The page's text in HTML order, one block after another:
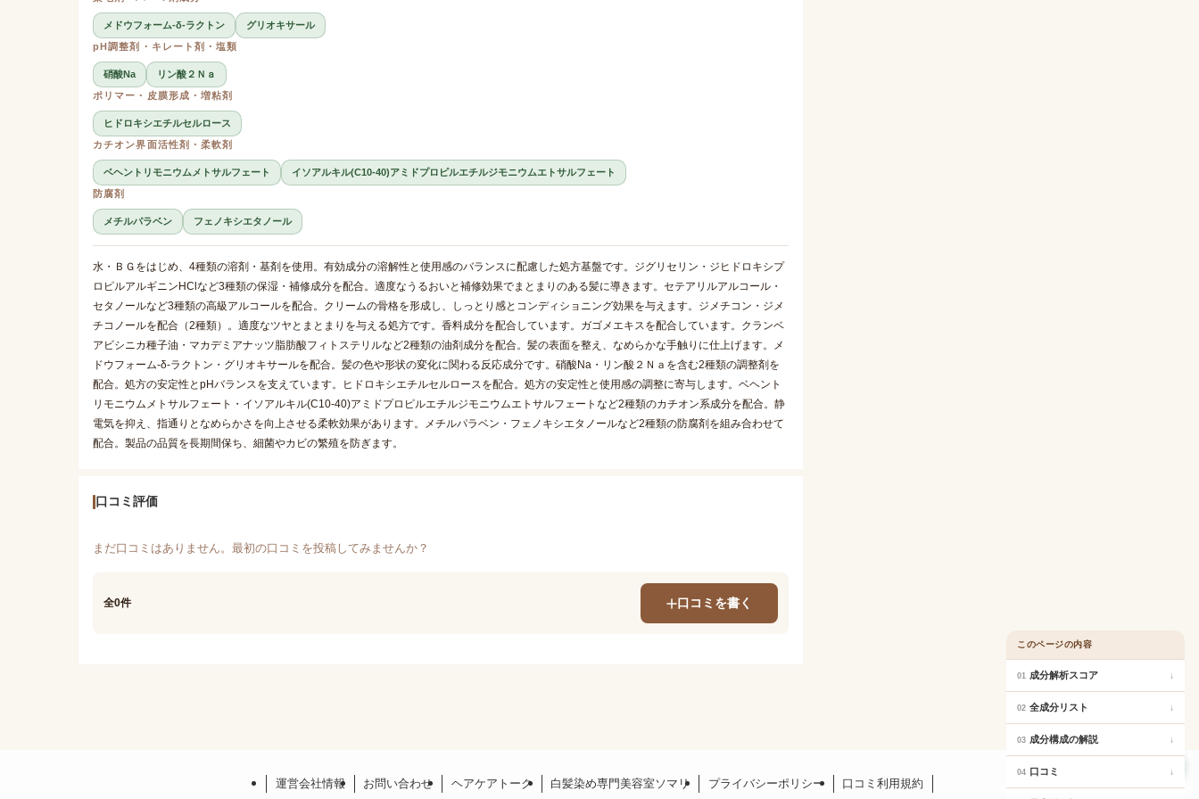
メドウフォーム-δ-ラクトン
グリオキサール
pH調整剤・キレート剤・塩類
硝酸Na
リン酸２Ｎａ
ポリマー・皮膜形成・増粘剤
ヒドロキシエチルセルロース
カチオン界面活性剤・柔軟剤
ベヘントリモニウムメトサルフェート
イソアルキル(C10-40)アミドプロピルエチルジモニウムエトサルフェート
防腐剤
メチルパラベン フェノキシエタノール
水・ＢＧをはじめ、4種類の溶剤・基剤を使用。有効成分の溶解性と使用感のバランスに配慮した処方基盤です。ジグリセリン・ジヒドロキシプ
ロピルアルギニンHClなど3種類の保湿・補修成分を配合。適度なうるおいと補修効果でまとまりのある髪に導きます。セテアリルアルコール・
セタノールなど3種類の高級アルコールを配合。クリームの骨格を形成し、しっとり感とコンディショニング効果を与えます。ジメチコン・ジメ
チコノールを配合（2種類）。適度なツヤとまとまりを与える処方です。香料成分を配合しています。ガゴメエキスを配合しています。クランベ
アビシニカ種子油・マカデミアナッツ脂肪酸フィトステリルなど2種類の油剤成分を配合。髪の表面を整え、なめらかな手触りに仕上げます。メ
ドウフォーム-δ-ラクトン・グリオキサールを配合。髪の色や形状の変化に関わる反応成分です。硝酸Na・リン酸２Ｎａを含む2種類の調整剤を
配合。処方の安定性とpHバランスを支えています。ヒドロキシエチルセルロースを配合。処方の安定性と使用感の調整に寄与します。ベヘント
リモニウムメトサルフェート・イソアルキル(C10-40)アミドプロピルエチルジモニウムエトサルフェートなど2種類のカチオン系成分を配合。静
電気を抑え、指通りとなめらかさを向上させる柔軟効果があります。メチルパラベン・フェノキシエタノールなど2種類の防腐剤を組み合わせて
配合。製品の品質を長期間保ち、細菌やカビの繁殖を防ぎます。
口コミ評価
まだ口コミはありません。最初の口コミを投稿してみませんか？
全0件 口コミを書く
運営会社情報 お問い合わせ ヘアケアトーク 白髪染め専門美容室ソマリ プライバシーポリシー 口コミ利用規約
このページの内容
01 成分解析スコア ↓
02 全成分リスト ↓
03 成分構成の解説 ↓
04 口コミ ↓